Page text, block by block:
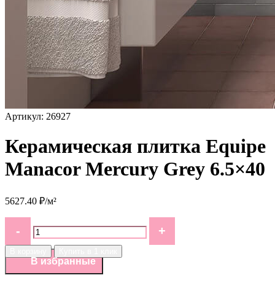
Артикул: 26927
Керамическая плитка Equipe
Manacor Mercury Grey 6.5×40
5627.40 ₽/м²
В избранные